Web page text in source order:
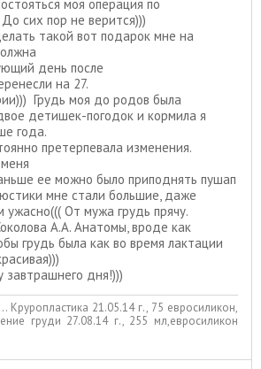
моя операция по
сих пор не верится)))
такой вот подарок мне на
день после
на 27.
Грудь моя до родов была
детишек-погодок и кормила я
года.
претерпевала изменения.
ее можно было приподнять пушап
мне стали большие, даже
От мужа грудь прячу.
А.А. Анатомы, вроде как
грудь была как во время лактации
дня!)))
Круропластика 21.05.14 г., 75 евросиликон,
груди 27.08.14 г., 255 мл,евросиликон